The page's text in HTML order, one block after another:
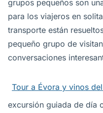
grupos pequeños son
para los viajeros en
transporte están
pequeño grupo de
conversaciones
Tour a Évora y vinos
excursión guiada de día